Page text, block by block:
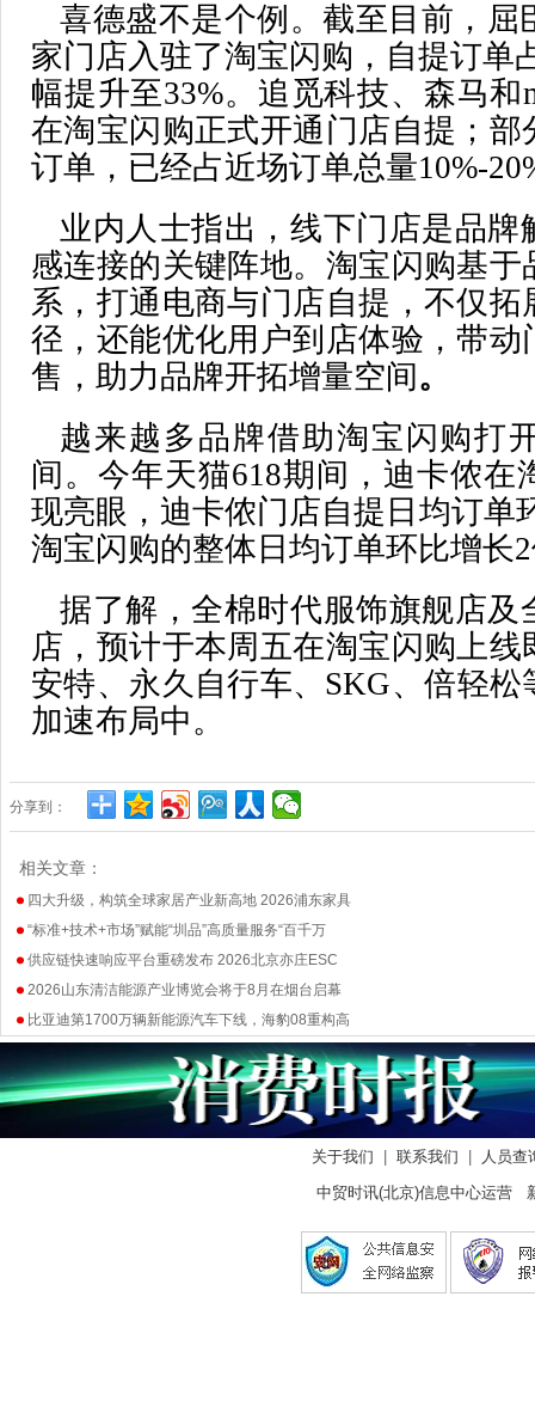
喜德盛不是个例。截至目前，屈
家门店入驻了淘宝闪购，自提订单
幅提升至33%。追觅科技、森马
在淘宝闪购正式开通门店自提；部
订单，已经占近场订单总量10%-
业内人士指出，线下门店是品牌
感连接的关键阵地。淘宝闪购基于
系，打通电商与门店自提，不仅
径，还能优化用户到店体验，带动
售，助力品牌开拓增量空间 。
越来越多品牌借助淘宝闪购打
间。今年天猫618期间，迪卡侬在
现亮眼，迪卡侬门店自提日均订单
淘宝闪购的整体日均订单环比增长
据了解，全棉时代服饰旗舰店及
店，预计于本周五在淘宝闪购上
安特、永久自行车、SKG、倍轻
加速布局中。
分享到：
相关文章：
四大升级，构筑全球家居产业新高地 2026浦东家具
“标准+技术+市场”赋能“圳品”高质量服务“百千万
供应链快速响应平台重磅发布 2026北京亦庄ESC
2026山东清洁能源产业博览会将于8月在烟台启幕
比亚迪第1700万辆新能源汽车下线，海豹08重构高
关于我们 联系我们
人员查
中贸时讯(北京)信息中心运营